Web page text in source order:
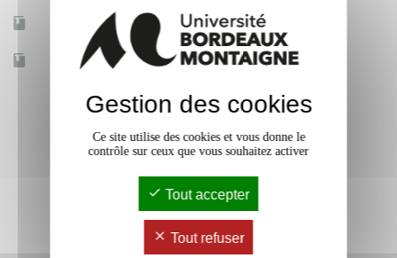
Mobilité d'études Oui
Accessible à distance Non
Gestion des cookies
Ce site utilise des cookies et vous donne le
contrôle sur ceux que vous souhaitez activer
Tout accepter
Tout refuser